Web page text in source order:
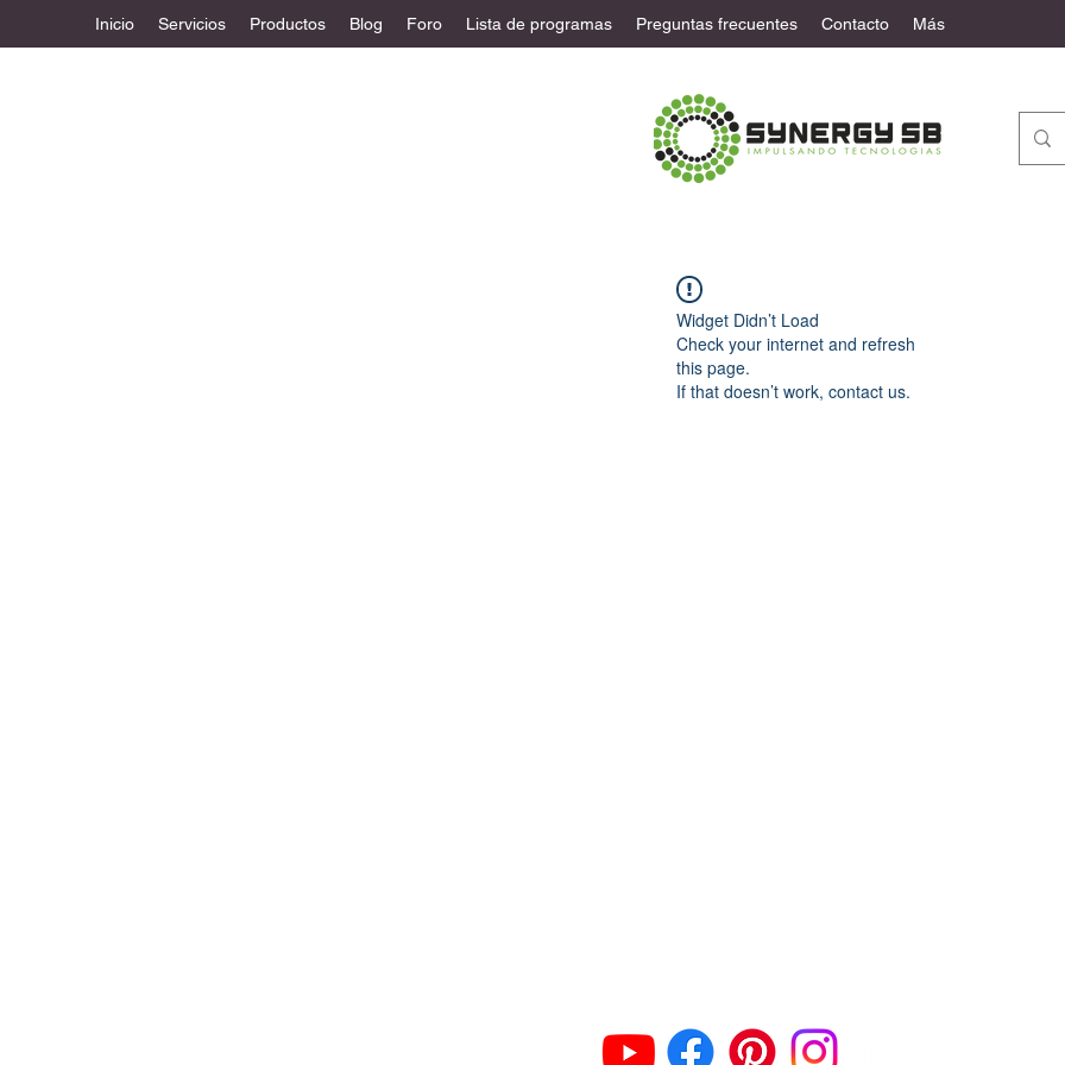
Inicio Servicios Productos Blog Foro Lista de programas Preguntas frecuentes Contacto Más
Widget Didn’t Load
Check your internet and refresh
this page.
If that doesn’t work, contact us.